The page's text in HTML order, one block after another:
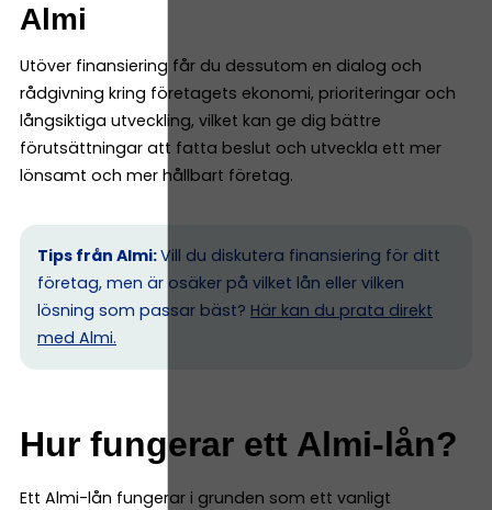
Almi
Utöver finansiering får du dessutom en dialog och
rådgivning kring företagets ekonomi, prioriteringar och
långsiktiga utveckling, vilket kan ge dig bättre
förutsättningar att fatta beslut och utveckla ett mer
lönsamt och mer hållbart företag.
Tips från Almi:Vill du diskutera finansiering för ditt
företag, men är osäker på vilket lån eller vilken
lösning som passar bäst? Här kan du prata direkt
med Almi.
Hur fungerar ett Almi-lån?
Ett Almi-lån fungerar i grunden som ett vanligt